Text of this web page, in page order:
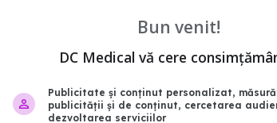
Bun venit!
DC Medical vă cere
Publicitate și conținut personalizat,
publicității și de conținut, cercetarea
dezvoltarea serviciilor